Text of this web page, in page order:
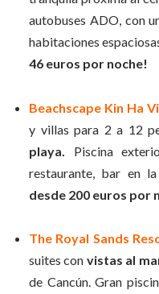
autobuses ADO, con
habitaciones
46 euros por noche!
Beachscape Kin Ha
y villas para 2 a 12
playa.
Piscina
restaurante, bar en la
desde 200 euros por
The Royal Sands
suites con vistas al
de Cancún. Gran